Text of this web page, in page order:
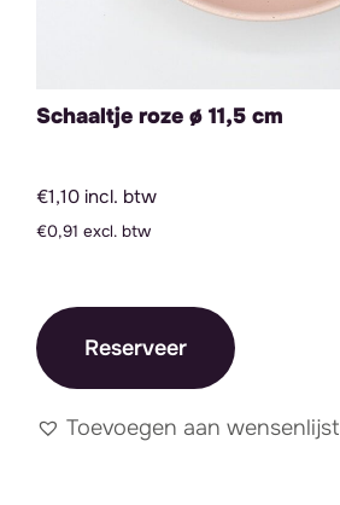
Schaaltje roze ø 11,5 cm
€1,10 incl. btw
€0,91 excl. btw
Reserveer
Toevoegen aan wensenlijst